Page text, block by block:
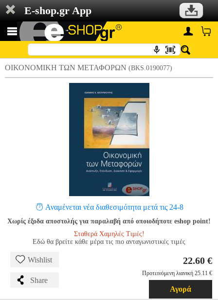
E-shop.gr App
ΟΙΚΟΝΟΜΙΚΗ ΤΩΝ ΜΕΤΑΦΟΡΩΝ (BKS.0190077)
Αναμένεται νέα διαθεσιμότητα μετά τις 24-8
Χωρίς έξοδα αποστολής για παραλαβή από οποιοδήποτε eshop point!
Σταθερά Χαμηλές Τιμές!
Εδώ θα βρείτε κάθε μέρα τις πιο ανταγωνιστικές τιμές
Wishlist
Share
22.60 €
Προτεινόμενη λιανική 25.11 €
Αγορά